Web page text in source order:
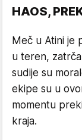
HAOS,
Meč u Atini je
u teren,
sudije su
ekipe su u
momentu
kraja.